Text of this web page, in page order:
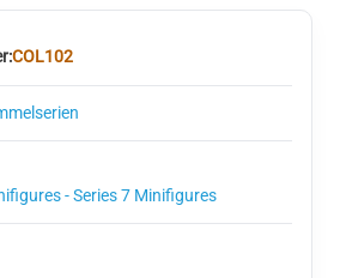
COL102
- Series 7 Minifigures